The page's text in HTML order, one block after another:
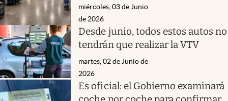
miércoles, 03 de Junio
de 2026
Desde junio, todos estos autos no
tendrán que realizar la VTV
martes, 02 de Junio de
2026
Es oficial: el Gobierno examinará